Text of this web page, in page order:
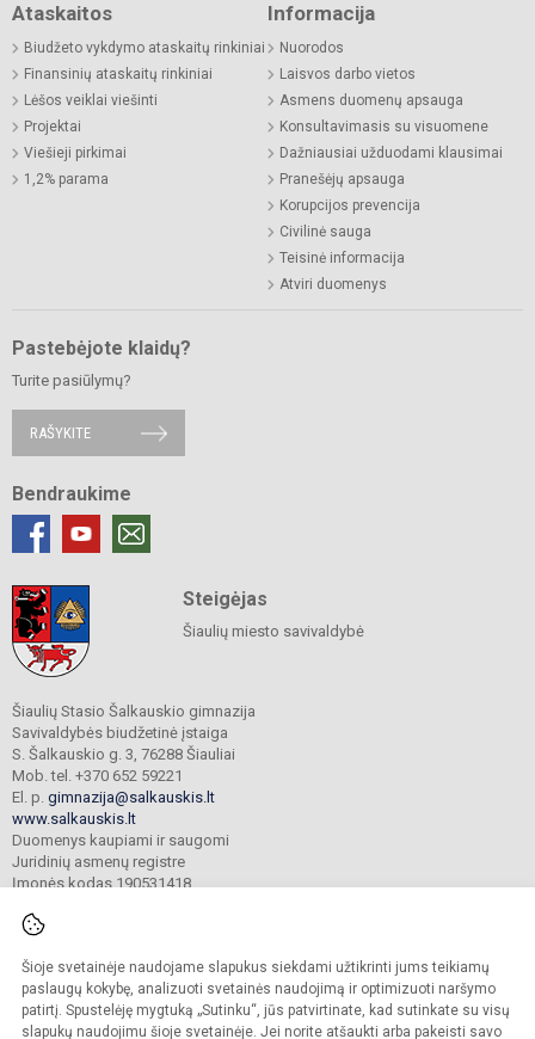
Šioje svetainėje naudojame slapukus siekdami užtikrinti jums teikiamų
paslaugų kokybę, analizuoti svetainės naudojimą ir optimizuoti naršymo
patirtį. Spustelėję mygtuką „Sutinku“, jūs patvirtinate, kad sutinkate su visų
slapukų naudojimu šioje svetainėje. Jei norite atšaukti arba pakeisti savo
Ataskaitos
Biudžeto vykdymo ataskaitų rinkiniai
Finansinių ataskaitų rinkiniai
Lėšos veiklai viešinti
Projektai
Viešieji pirkimai
1,2% parama
Informacija
Nuorodos
Laisvos darbo vietos
Asmens duomenų apsauga
Konsultavimasis su visuomene
Dažniausiai užduodami klausimai
Pranešėjų apsauga
Korupcijos prevencija
Civilinė sauga
Teisinė informacija
Atviri duomenys
Pastebėjote klaidų?
Turite pasiūlymų?
RAŠYKITE
Bendraukime
Steigėjas
Šiaulių miesto savivaldybė
Šiaulių Stasio Šalkauskio gimnazija
Savivaldybės biudžetinė įstaiga
S. Šalkauskio g. 3, 76288 Šiauliai
Mob. tel. +370 652 59221
El. p. gimnazija@salkauskis.lt
www.salkauskis.lt
Duomenys kaupiami ir saugomi
Juridinių asmenų registre
Įmonės kodas 190531418
© 2024. Šiaulių Stasio Šalkauskio gimnazija. Visos teisės saugomos.
Kopijuoti turinį be raštiško gimnazijos sutikimo griežtai draudžiama.
Prieinamumo paraiška Slapukų valdymas